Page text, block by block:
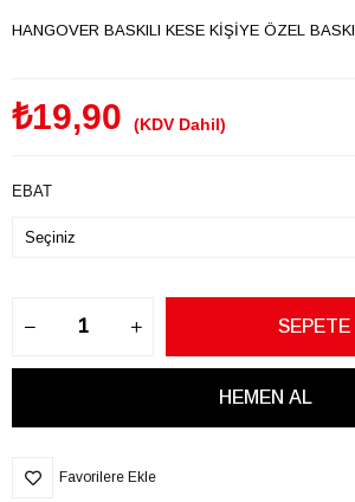
HANGOVER BASKILI KESE KİŞİYE ÖZEL BASKI
₺19,90 (KDV Dahil)
EBAT
Favorilere Ekle